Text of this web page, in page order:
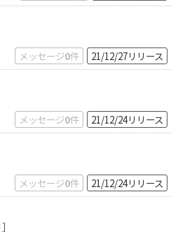
メッセージ0件 21/12/27リリース
メッセージ0件 21/12/24リリース
メッセージ0件 21/12/24リリース